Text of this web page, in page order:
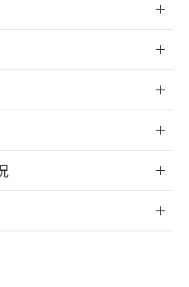
/会員登録
で非含有を証明す
て非含有を証明する
タル酸エステル類４
完了までの期間は出
在することから備考
段のことがない限
り割愛しておりま